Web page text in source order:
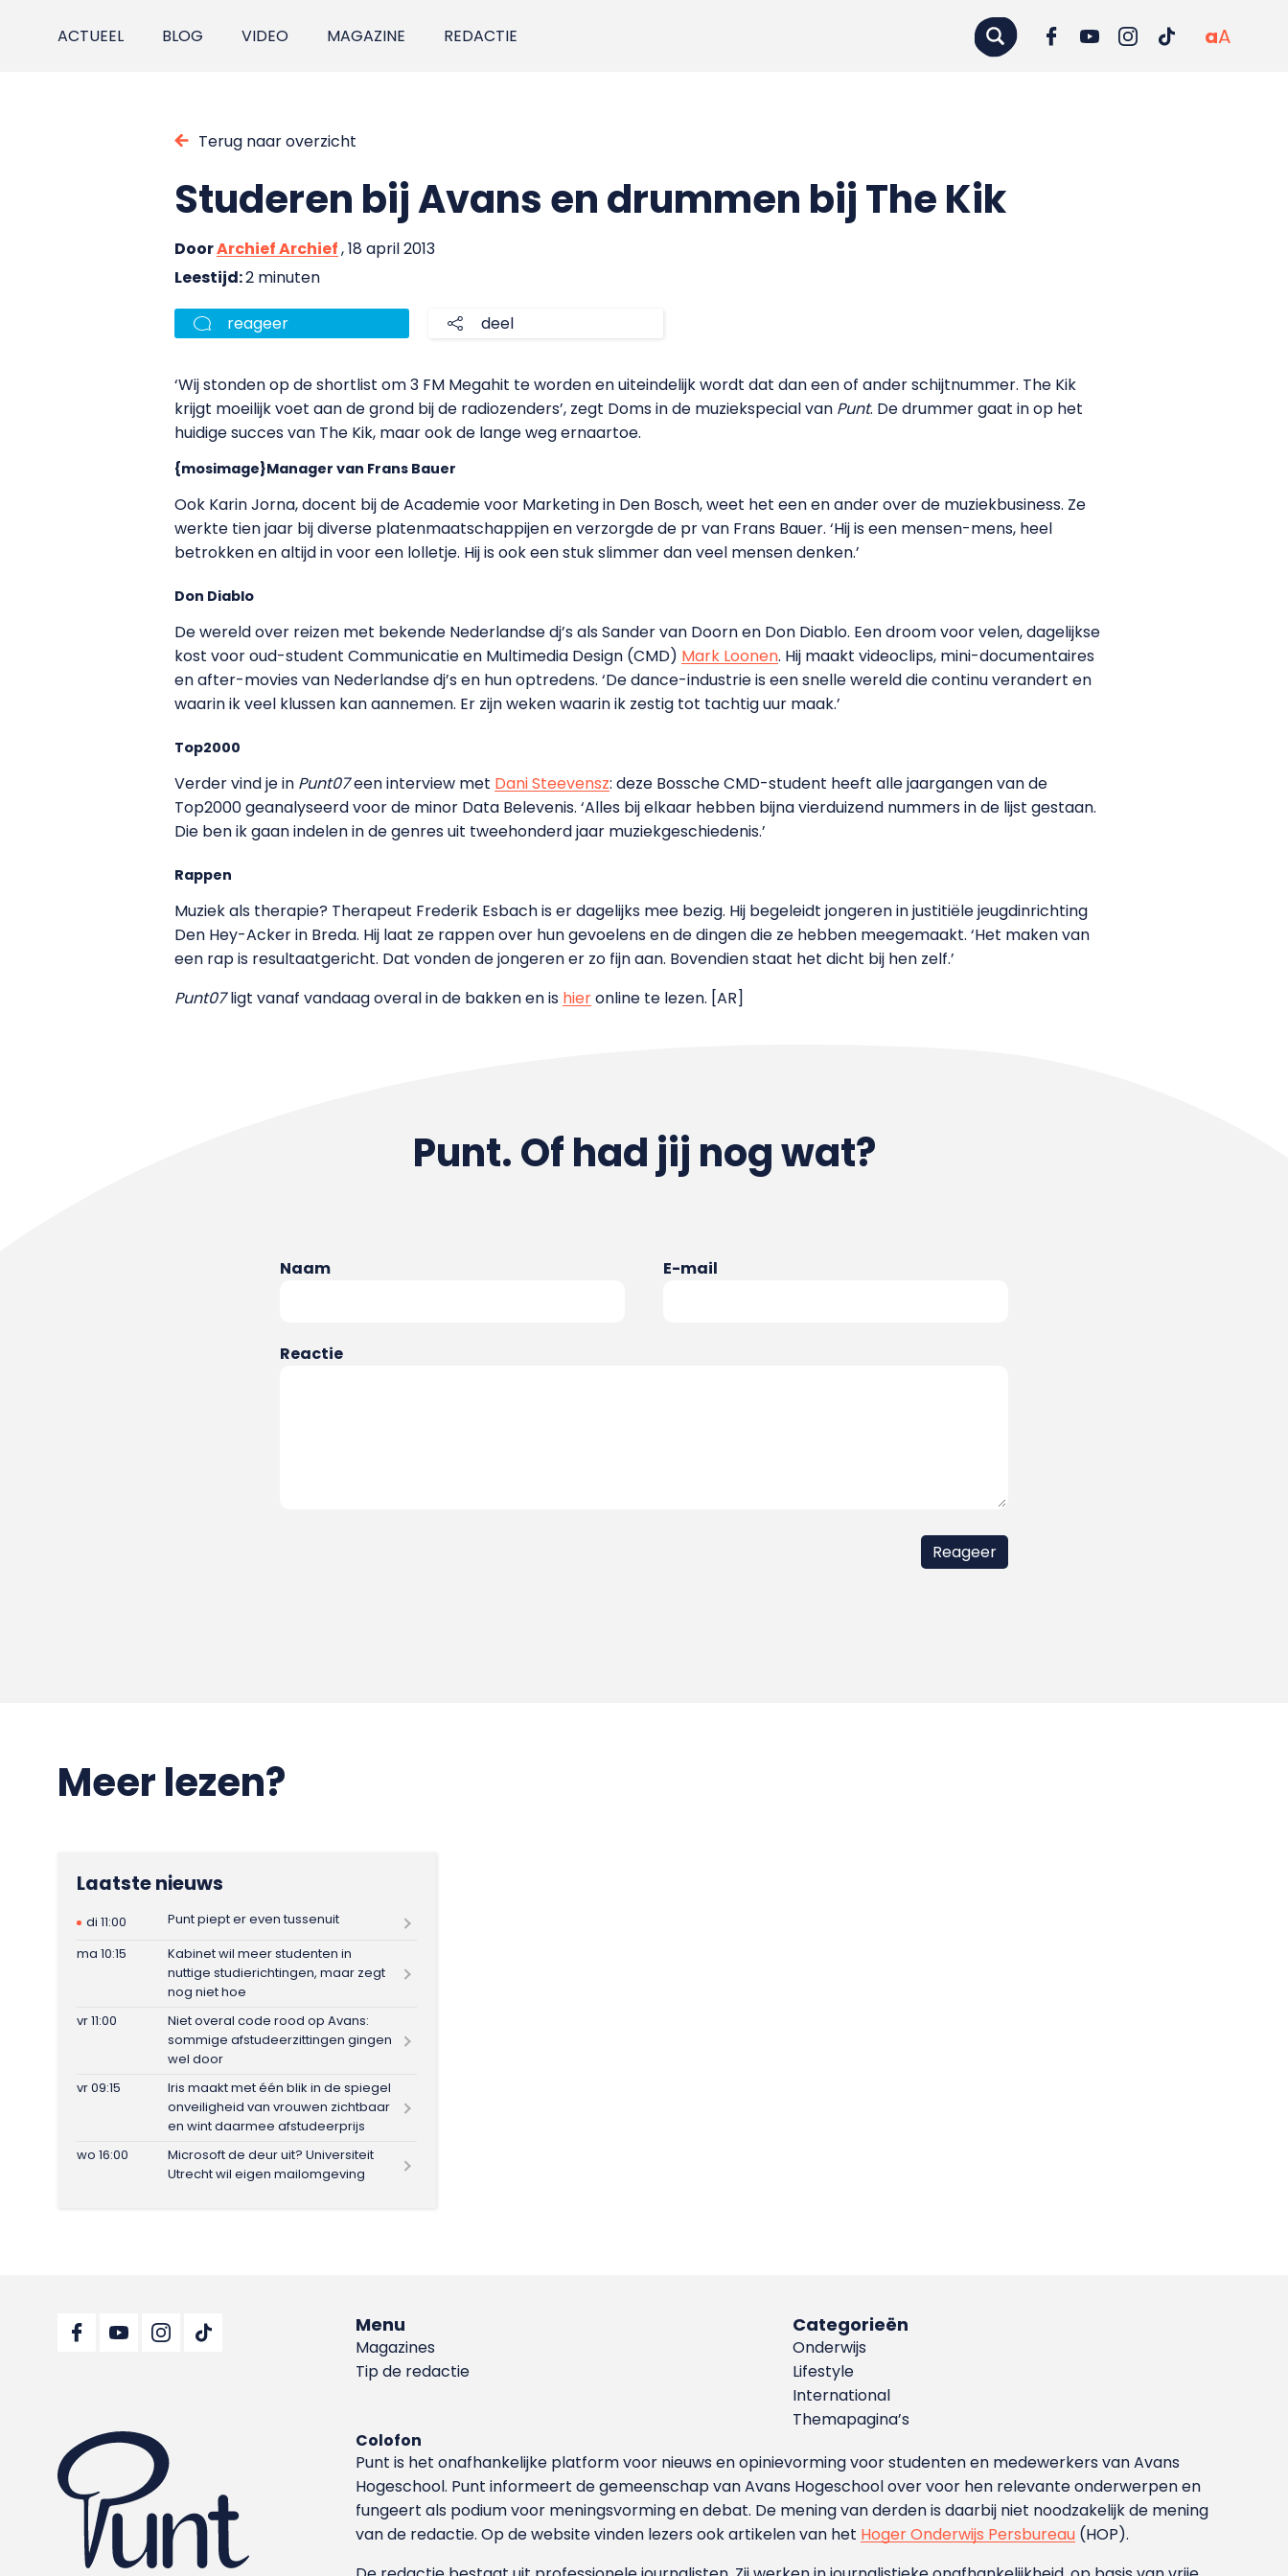
ACTUEEL BLOG VIDEO MAGAZINE REDACTIE aA
Terug naar overzicht
Studeren bij Avans en drummen bij The Kik
DoorArchief Archief, 18 april 2013
Leestijd:2 minuten
reageer deel
‘Wij stonden op de shortlist om 3 FM Megahit te worden en uiteindelijk wordt dat dan een of ander schijtnummer. The Kik
krijgt moeilijk voet aan de grond bij de radiozenders’, zegt Doms in de muziekspecial van Punt. De drummer gaat in op het
huidige succes van The Kik, maar ook de lange weg ernaartoe.
{mosimage}Manager van Frans Bauer
Ook Karin Jorna, docent bij de Academie voor Marketing in Den Bosch, weet het een en ander over de muziekbusiness. Ze
werkte tien jaar bij diverse platenmaatschappijen en verzorgde de pr van Frans Bauer. ‘Hij is een mensen-mens, heel
betrokken en altijd in voor een lolletje. Hij is ook een stuk slimmer dan veel mensen denken.’
Don Diablo
De wereld over reizen met bekende Nederlandse dj’s als Sander van Doorn en Don Diablo. Een droom voor velen, dagelijkse
kost voor oud-student Communicatie en Multimedia Design (CMD) Mark Loonen. Hij maakt videoclips, mini-documentaires
en after-movies van Nederlandse dj’s en hun optredens. ‘De dance-industrie is een snelle wereld die continu verandert en
waarin ik veel klussen kan aannemen. Er zijn weken waarin ik zestig tot tachtig uur maak.’
Top2000
Verder vind je in Punt07een interview met Dani Steevensz: deze Bossche CMD-student heeft alle jaargangen van de
Top2000 geanalyseerd voor de minor Data Belevenis. ‘Alles bij elkaar hebben bijna vierduizend nummers in de lijst gestaan.
Die ben ik gaan indelen in de genres uit tweehonderd jaar muziekgeschiedenis.’
Rappen
Muziek als therapie? Therapeut Frederik Esbach is er dagelijks mee bezig. Hij begeleidt jongeren in justitiële jeugdinrichting
Den Hey-Acker in Breda. Hij laat ze rappen over hun gevoelens en de dingen die ze hebben meegemaakt. ‘Het maken van
een rap is resultaatgericht. Dat vonden de jongeren er zo fijn aan. Bovendien staat het dicht bij hen zelf.’
Punt07ligt vanaf vandaag overal in de bakken en is hieronline te lezen. [AR]
Punt. Of had jij nog wat?
Naam E-mail
Reactie
Meer lezen?
Laatste nieuws
di 11:00
Punt piept er even tussenuit
ma 10:15
Kabinet wil meer studenten in
nuttige studierichtingen, maar zegt
nog niet hoe
vr 11:00
Niet overal code rood op Avans:
sommige afstudeerzittingen gingen
wel door
vr 09:15
Iris maakt met één blik in de spiegel
onveiligheid van vrouwen zichtbaar
en wint daarmee afstudeerprijs
wo 16:00
Microsoft de deur uit? Universiteit
Utrecht wil eigen mailomgeving
Menu
Magazines
Tip de redactie
Categorieën
Onderwijs
Lifestyle
International
Themapagina’s
Colofon
Punt is het onafhankelijke platform voor nieuws en opinievorming voor studenten en medewerkers van Avans
Hoge­school. Punt informeert de gemeenschap van Avans Hogeschool over voor hen relevante onderwerpen en
fungeert als podium voor meningsvorming en debat. De mening van derden is daarbij niet noodzakelijk de mening
van de redactie. Op de website vinden lezers ook artikelen van het Hoger Onderwijs Persbureau (HOP).